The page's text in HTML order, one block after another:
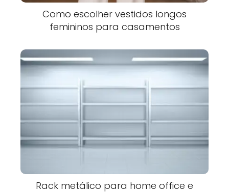
Como escolher vestidos longos
femininos para casamentos
Rack metálico para home office e